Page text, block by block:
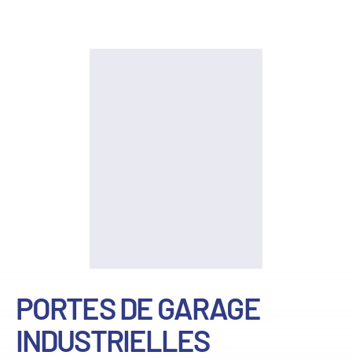
PORTES DE GARAGE
INDUSTRIELLES